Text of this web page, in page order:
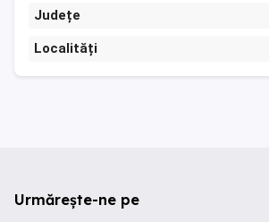
Județe
Localități
Urmărește-ne pe